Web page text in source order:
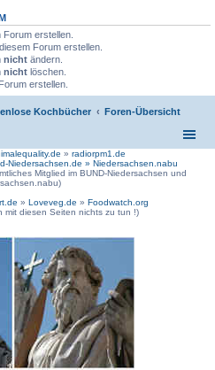
Forum erstellen.
Forum erstellen.
nicht ändern.
nicht löschen.
erstellen.
Kochbücher Foren-Übersicht
» radiorpm1.de
Niedersachsen.de » Niedersachsen.nabu
Mitglied im BUND-Niedersachsen und
» Loveveg.de » Foodwatch.org
mit diesen Seiten nichts zu tun !)